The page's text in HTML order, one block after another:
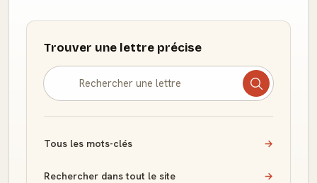
Trouver une lettre précise
Tous les mots-clés →
Rechercher dans tout le site →